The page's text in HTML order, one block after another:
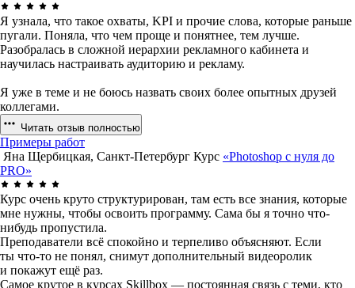
Я узнала, что такое охваты, KPI и прочие слова, которые раньше
пугали. Поняла, что чем проще и понятнее, тем лучше.
Разобралась в сложной иерархии рекламного кабинета и
научилась настраивать аудиторию и рекламу.
Я уже в теме и не боюсь назвать своих более опытных друзей
коллегами.
Читать отзыв полностью
Примеры работ
Яна Щербицкая, Санкт-Петербург Курс «Photoshop с нуля до
PRO»
Курс очень круто структурирован, там есть все знания, которые
мне нужны, чтобы освоить программу. Сама бы я точно что-
нибудь пропустила.
Преподаватели всё спокойно и терпеливо объясняют. Если
ты что-то не понял, снимут дополнительный видеоролик
и покажут ещё раз.
Самое крутое в курсах Skillbox — постоянная связь с теми, кто